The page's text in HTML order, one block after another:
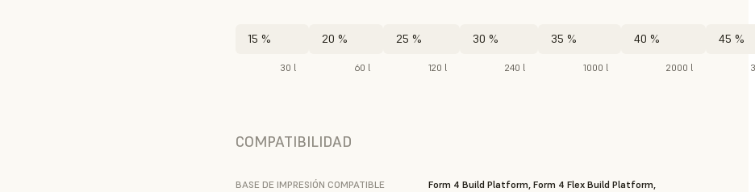
15 %
30 l
20 %
60 l
25 %
120 l
30 %
240 l
35 %
1000 l
40 %
2000 l
45 %
COMPATIBILIDAD
BASE DE IMPRESIÓN COMPATIBLE
Form 4 Build Platform, Form 4 Flex Build Platform,